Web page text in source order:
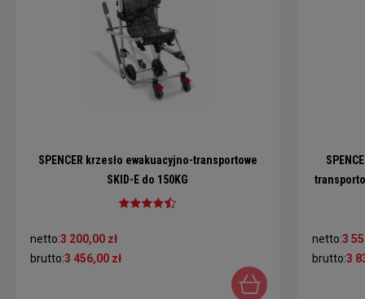
SPENCER krzesło ewakuacyjno-transportowe
SKID-E do 150KG
netto:3 200,00 zł
brutto:3 456,00 zł
netto:3
brutto:3